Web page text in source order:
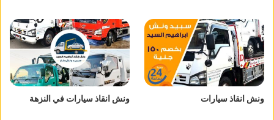
ونش انقاذ سيارات ونش انقاذ سيارات في النزهة